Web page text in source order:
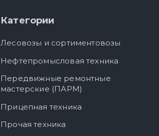
Категории
Лесовозы и сортиментовозы
Нефтепромысловая техника
Передвижные ремонтные
мастерские (ПАРМ)
Прицепная техника
Прочая техника